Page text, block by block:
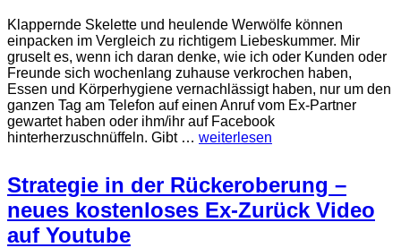
Klappernde Skelette und heulende Werwölfe können
einpacken im Vergleich zu richtigem Liebeskummer. Mir
gruselt es, wenn ich daran denke, wie ich oder Kunden oder
Freunde sich wochenlang zuhause verkrochen haben,
Essen und Körperhygiene vernachlässigt haben, nur um den
ganzen Tag am Telefon auf einen Anruf vom Ex-Partner
gewartet haben oder ihm/ihr auf Facebook
hinterherzuschnüffeln. Gibt … weiterlesen
Strategie in der Rückeroberung –
neues kostenloses Ex-Zurück Video
auf Youtube